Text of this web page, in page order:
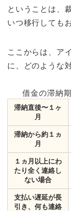
ということは、
いつ移行しても
ここからは、ア
に、どのような
借金の滞納
滞納直後〜１ヶ
月
滞納から約１ヵ
月
１ヵ月以上にわ
たり全く連絡し
ない場合
支払い遅延が長
引き、何も連絡